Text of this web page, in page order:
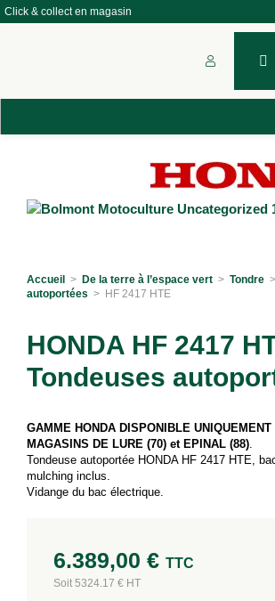
Click & collect en magasin
Accueil > De la terre à l’espace vert > Tondre >
autoportées > HF 2417 HTE
HONDA HF 2417
Tondeuses
GAMME HONDA DISPONIBLE
MAGASINS DE LURE (70) et EPINAL (88).
Tondeuse autoportée HONDA HF 2417 HTE,
mulching inclus.
Vidange du bac électrique.
6.389,00 € TTC
Soit 5324.17 € HT